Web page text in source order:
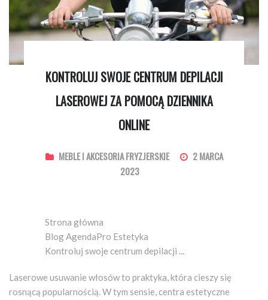
KONTROLUJ SWOJE CENTRUM DEPILACJI
LASEROWEJ ZA POMOCĄ DZIENNIKA
ONLINE
MEBLE I AKCESORIA FRYZJERSKIE
2 MARCA
2023
Strona główna
Blog AgendaPro Estetyka
Kontroluj swoje centrum depilacji ...
Laserowe usuwanie włosów to praktyka, która cieszy się
rosnącą popularnością. W tym sensie, centra estetyczne